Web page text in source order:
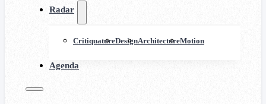
Radar
CritiquatureDesignArchitectureMotion
Agenda